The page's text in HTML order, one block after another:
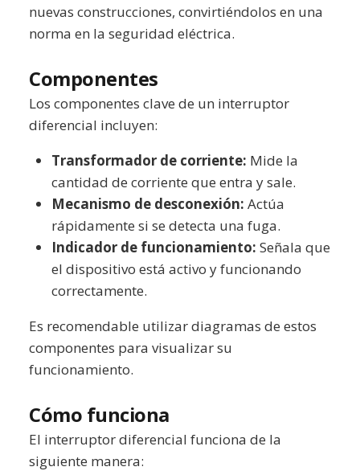
nuevas construcciones, convirtiéndolos en una
norma en la seguridad eléctrica.
Componentes
Los componentes clave de un interruptor
diferencial incluyen:
Transformador de corriente: Mide la
cantidad de corriente que entra y sale.
Mecanismo de desconexión: Actúa
rápidamente si se detecta una fuga.
Indicador de funcionamiento: Señala que
el dispositivo está activo y funcionando
correctamente.
Es recomendable utilizar diagramas de estos
componentes para visualizar su
funcionamiento.
Cómo funciona
El interruptor diferencial funciona de la
siguiente manera: